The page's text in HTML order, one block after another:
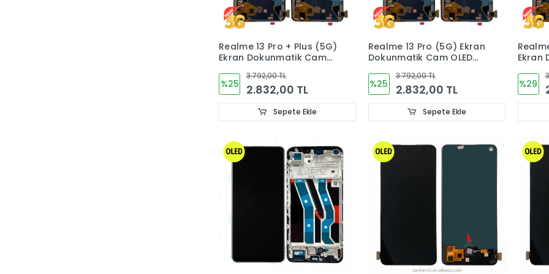
Realme 13 Pro + Plus (5G)
Ekran Dokunmatik Cam
%25
3.792,00 TL
2.832,00 TL
Sepete Ekle
Realme 13 Pro (5G) Ekran
Dokunmatik Cam OLED
%25
3.792,00 TL
2.832,00 TL
Sepete Ekle
Ekran
%29